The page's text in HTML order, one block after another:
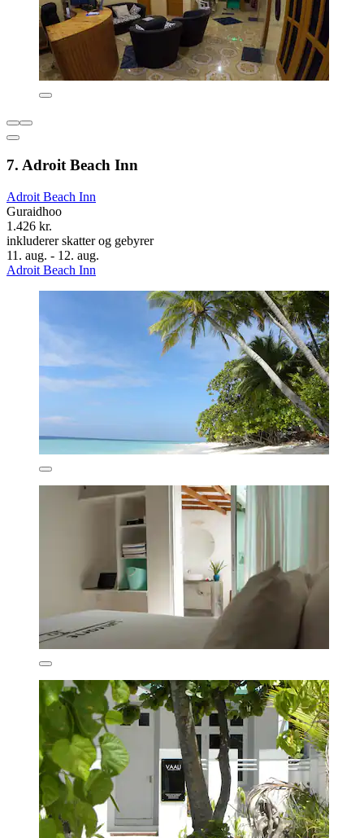
7. Adroit Beach Inn
Adroit Beach Inn
Guraidhoo
1.426 kr.
inkluderer skatter og gebyrer
11. aug. - 12. aug.
Adroit Beach Inn